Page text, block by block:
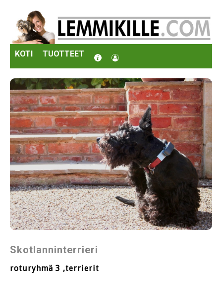
KOTI TUOTTEET
Skotlanninterrieri
roturyhmä 3 ,terrierit